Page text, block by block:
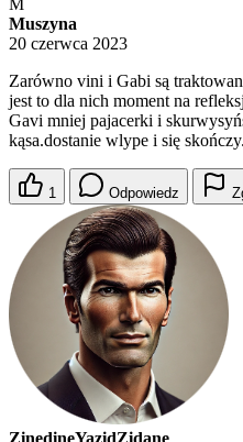
M
Muszyna
20 czerwca 2023
Zarówno vini i Gabi są
jest to dla nich moment na
Gavi mniej pajacerki i
kąsa.dostanie wlype i się
1 Odpowiedz
ZinedineYazidZidane